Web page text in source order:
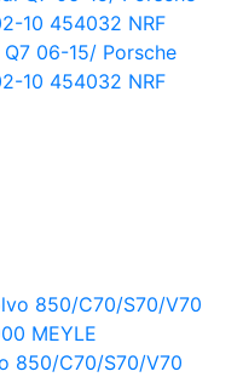
06-15/ Porsche
10 454032 NRF
850/C70/S70/V70